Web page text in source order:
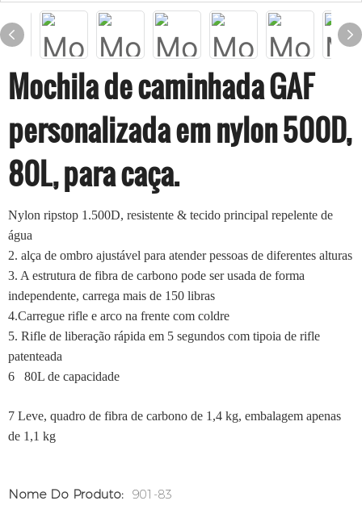
Mochila de caminhada GAF
personalizada em nylon 500D,
80L, para caça.
Nylon ripstop 1.500D, resistente & tecido principal repelente de
água
2. alça de ombro ajustável para atender pessoas de diferentes alturas
3. A estrutura de fibra de carbono pode ser usada de forma
independente, carrega mais de 150 libras
4.Carregue rifle e arco na frente com coldre
5. Rifle de liberação rápida em 5 segundos com tipoia de rifle
patenteada
6
80L de capacidade
7 Leve, quadro de fibra de carbono de 1,4 kg, embalagem apenas
de 1,1 kg
Nome Do Produto: 901-83